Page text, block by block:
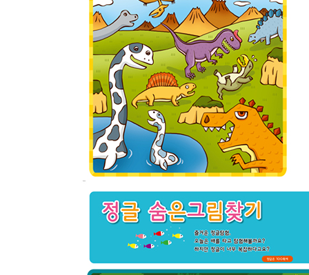
창문 숨은그림찾기
해적의 멀고 먼 미로
유령의 멀고 먼 미로
정 답